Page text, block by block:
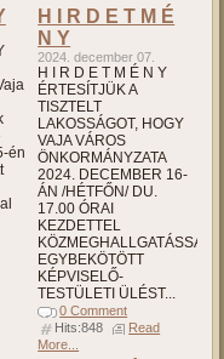
én
H I R D E T M É
N Y
2024. december 07.
H I R D E T M É N Y
ÉRTESÍTJÜK A
TISZTELT
LAKOSSÁGOT, HOGY
VAJA VÁROS
ÖNKORMÁNYZATA
2024. DECEMBER 16-
ÁN /HÉTFŐN/ DU.
17.00 ÓRAI
KEZDETTEL
KÖZMEGHALLGATÁSSAL
EGYBEKÖTÖTT
KÉPVISELŐ-
TESTÜLETI ÜLÉST...
0 Comment
Hits:848
Read
More...